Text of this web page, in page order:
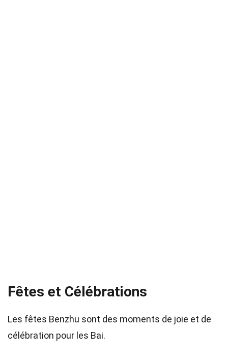
Fêtes et Célébrations
Les fêtes Benzhu sont des moments de joie et de
célébration pour les Bai.